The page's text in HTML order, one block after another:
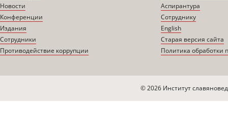
Новости
Конференции
Издания
Сотрудники
Противодействие коррупции
Аспирантура
Сотруднику
English
Старая версия сайта
Политика обработки
© 2026 Институт